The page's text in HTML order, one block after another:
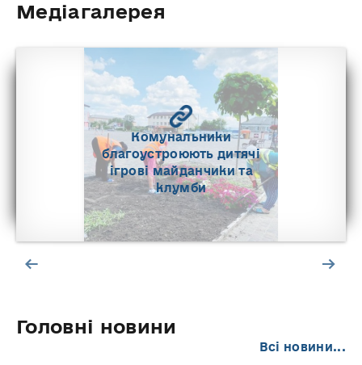
Медіагалерея
Комунальники
благоустроюють дитячі
ігрові майданчики та
клумби
Головні новини
Всі новини...